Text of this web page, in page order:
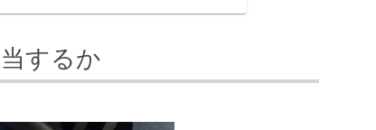
するか